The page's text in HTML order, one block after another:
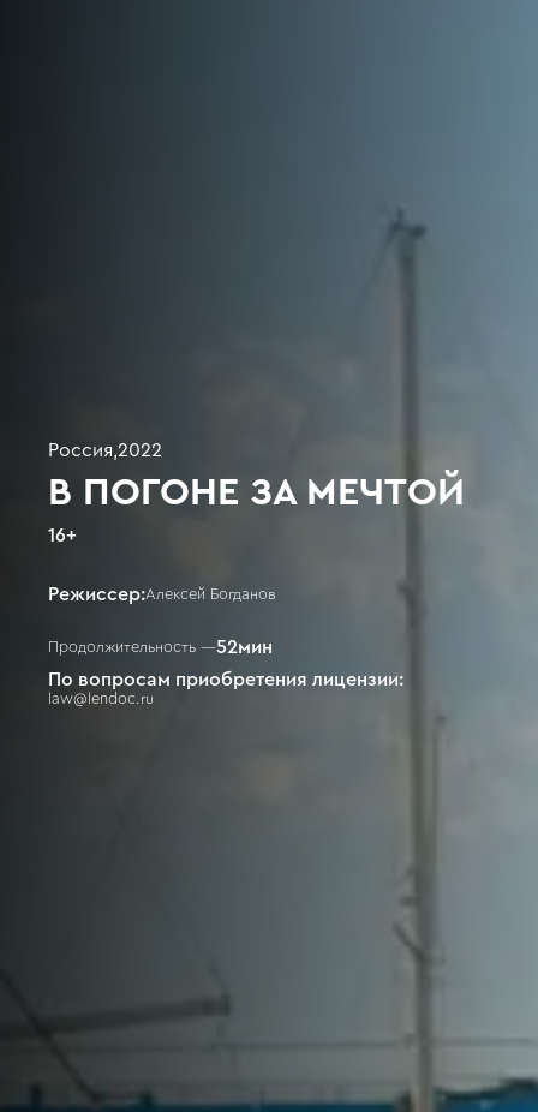
Россия,2022
В ПОГОНЕ ЗА МЕЧТОЙ
16+
Режиссер:Алексей Богданов
Продолжительность —52мин
По вопросам приобретения лицензии:
law@lendoc.ru